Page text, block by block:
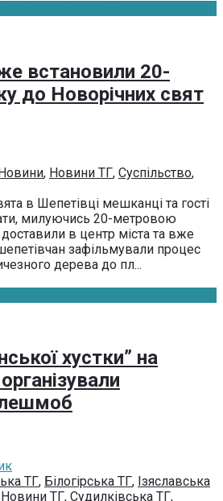
встановили 20-
до Новорічних свят
, Новини ТГ, Суспільство,
в Шепетівці мешканці та гості
милуючись 20-метровою
в центр міста та вже
зафільмували процес
дерева до пл...
хустки” на
ТГ, Білогірська ТГ, Ізяславська
Новини ТГ, Судилківська ТГ,